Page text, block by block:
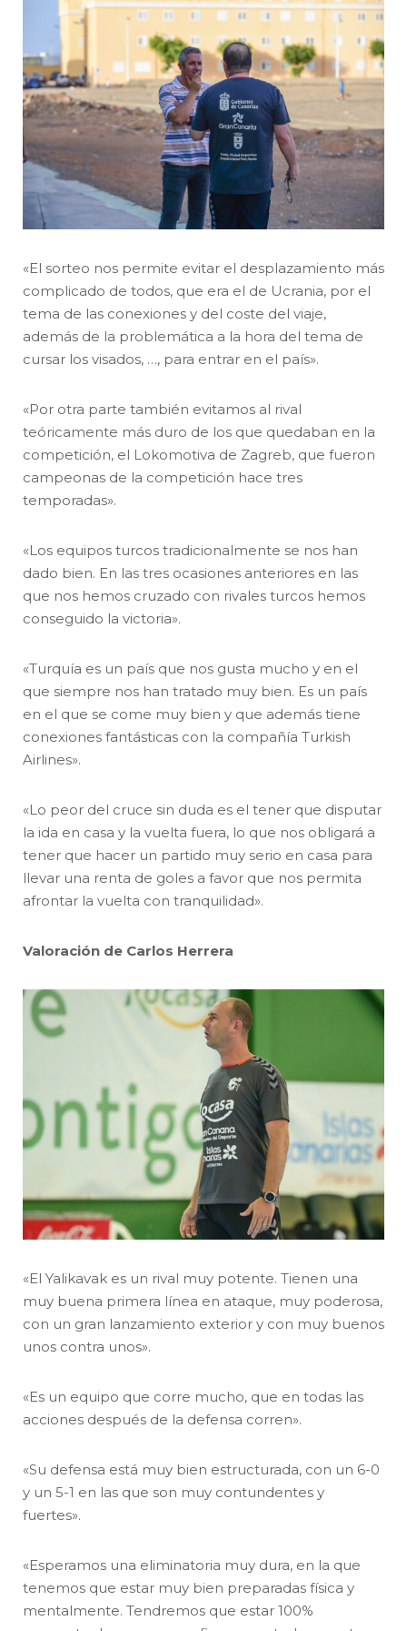
«El sorteo nos permite evitar el desplazamiento más
complicado de todos, que era el de Ucrania, por el
tema de las conexiones y del coste del viaje,
además de la problemática a la hora del tema de
cursar los visados, …, para entrar en el país».
«Por otra parte también evitamos al rival
teóricamente más duro de los que quedaban en la
competición, el Lokomotiva de Zagreb, que fueron
campeonas de la competición hace tres
temporadas».
«Los equipos turcos tradicionalmente se nos han
dado bien. En las tres ocasiones anteriores en las
que nos hemos cruzado con rivales turcos hemos
conseguido la victoria».
«Turquía es un país que nos gusta mucho y en el
que siempre nos han tratado muy bien. Es un país
en el que se come muy bien y que además tiene
conexiones fantásticas con la compañía Turkish
Airlines».
«Lo peor del cruce sin duda es el tener que disputar
la ida en casa y la vuelta fuera, lo que nos obligará a
tener que hacer un partido muy serio en casa para
llevar una renta de goles a favor que nos permita
afrontar la vuelta con tranquilidad».
Valoración de Carlos Herrera
«El Yalikavak es un rival muy potente. Tienen una
muy buena primera línea en ataque, muy poderosa,
con un gran lanzamiento exterior y con muy buenos
unos contra unos».
«Es un equipo que corre mucho, que en todas las
acciones después de la defensa corren».
«Su defensa está muy bien estructurada, con un 6-0
y un 5-1 en las que son muy contundentes y
fuertes».
«Esperamos una eliminatoria muy dura, en la que
tenemos que estar muy bien preparadas física y
mentalmente. Tendremos que estar 100%